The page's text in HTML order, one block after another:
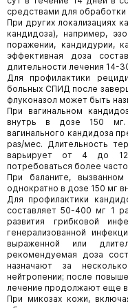
средствами для обработки
При других локализациях
кандидоза), например,
поражении, кандидурии,
эффективная доза
длительности лечения 14-
Для профилактики
больных СПИД после
флуконазол может быть
При вагинальном
внутрь в дозе 150 мг.
вагинального кандидоза
раз/мес. Длительность
варьирует от 4 до
потребоваться более
При баланите,
однократно в дозе 150 мг
Для профилактики
составляет 50-400 мг 1
развития грибковой
генерализованной
выраженной или
рекомендуемая доза
назначают за
нейтропении; после
лечение продолжают еще в
При микозах кожи,